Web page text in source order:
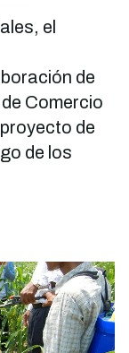
el
de
Comercio
de
de los